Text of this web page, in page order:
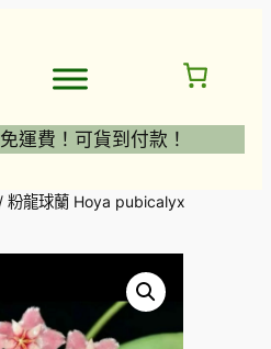
運費！可貨到付款！
龍球蘭 Hoya pubicalyx